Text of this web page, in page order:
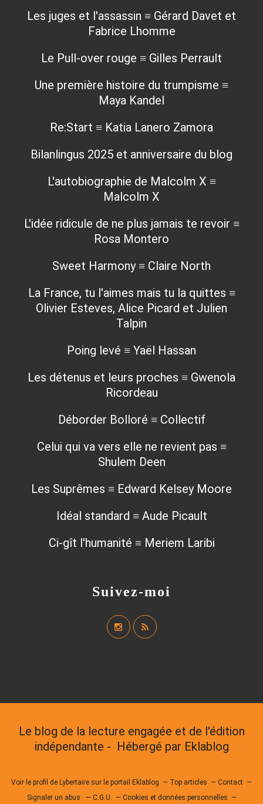
Suivez-moi
Les juges et l'assassin ≡ Gérard Davet et
Fabrice Lhomme
Le Pull-over rouge ≡ Gilles Perrault
Une première histoire du trumpisme ≡
Maya Kandel
Re:Start ≡ Katia Lanero Zamora
Bilanlingus 2025 et anniversaire du blog
L'autobiographie de Malcolm X ≡
Malcolm X
L'idée ridicule de ne plus jamais te revoir ≡
Rosa Montero
Sweet Harmony ≡ Claire North
La France, tu l'aimes mais tu la quittes ≡
Olivier Esteves, Alice Picard et Julien
Talpin
Poing levé ≡ Yaël Hassan
Les détenus et leurs proches ≡ Gwenola
Ricordeau
Déborder Bolloré ≡ Collectif
Celui qui va vers elle ne revient pas ≡
Shulem Deen
Les Suprêmes ≡ Edward Kelsey Moore
Idéal standard ≡ Aude Picault
Ci-gît l'humanité ≡ Meriem Laribi
Le blog de la lecture engagée et de l'édition
indépendante - Hébergé par Eklablog
Voir le profil de Lybertaire sur le portail Eklablog Top articles
Contact
Signaler un abus
C.G.U. Cookies et données personnelles